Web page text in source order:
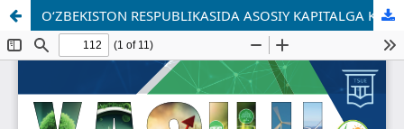
O‘ZBEKISTON RESPUBLIKASIDA ASOSIY KAPITALGA KIRITILGAN INVESTITSIYALAR MANBALARI RIVOJLANISHINING MINTAQAVIY XUSUSIYATLARI